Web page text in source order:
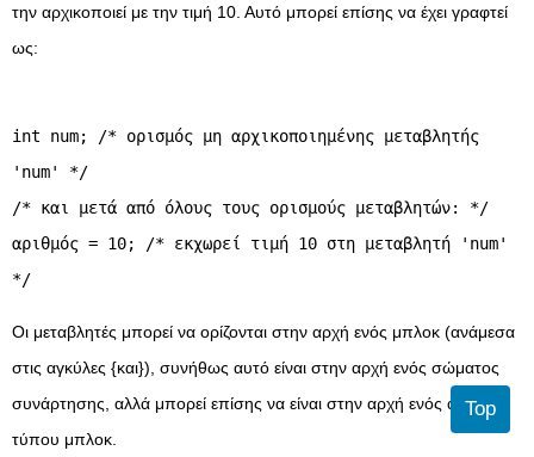
την αρχικοποιεί με την τιμή 10. Αυτό μπορεί επίσης να έχει γραφτεί
ως:
int num; /* ορισμός μη αρχικοποιημένης μεταβλητής
'num' */
/* και μετά από όλους τους ορισμούς μεταβλητών: */
αριθμός = 10; /* εκχωρεί τιμή 10 στη μεταβλητή 'num'
*/
Οι μεταβλητές μπορεί να ορίζονται στην αρχή ενός μπλοκ (ανάμεσα
στις αγκύλες {και}), συνήθως αυτό είναι στην αρχή ενός σώματος
συνάρτησης, αλλά μπορεί επίσης να είναι στην αρχή ενός άλλου
τύπου μπλοκ.
Top